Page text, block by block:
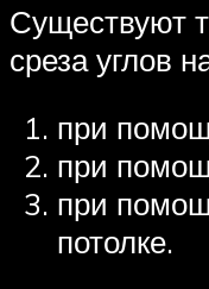
Существуют
среза углов
при
при
при
потолке.